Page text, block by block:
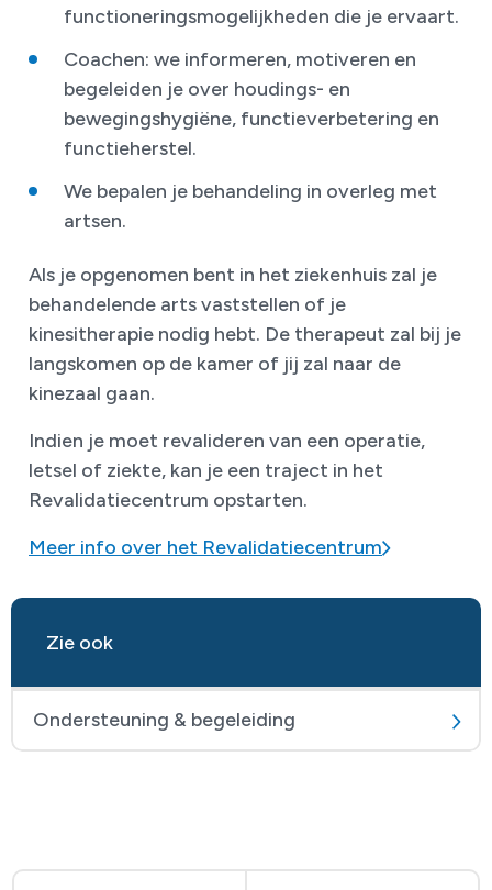
functioneringsmogelijkheden die je ervaart.
Coachen: we informeren, motiveren en
begeleiden je over houdings- en
bewegingshygiëne, functieverbetering en
functieherstel.
We bepalen je behandeling in overleg met
artsen.
Als je opgenomen bent in het ziekenhuis zal je
behandelende arts vaststellen of je
kinesitherapie nodig hebt. De therapeut zal bij je
langskomen op de kamer of jij zal naar de
kinezaal gaan.
Indien je moet revalideren van een operatie,
letsel of ziekte, kan je een traject in het
Revalidatiecentrum opstarten.
Meer info over het Revalidatiecentrum
Zie ook
Ondersteuning & begeleiding